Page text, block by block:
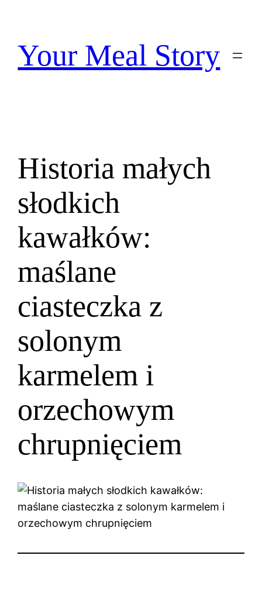
treściYour Meal Story
Historia małych
słodkich
kawałków:
maślane
ciasteczka z
solonym
karmelem i
orzechowym
chrupnięciem